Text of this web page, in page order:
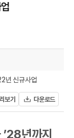
년 신규사업
보기 다운로드
년까지